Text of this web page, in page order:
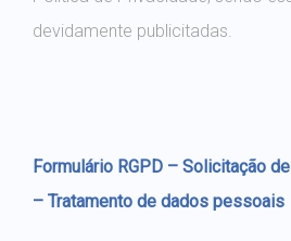
devidamente publicitadas.
Formulário RGPD – Solicitação
– Tratamento de dados pessoais